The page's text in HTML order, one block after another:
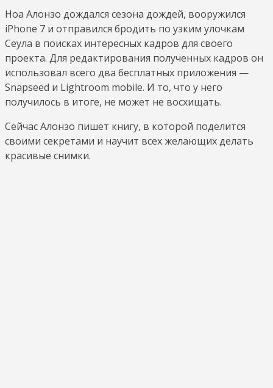
Ноа Алонзо дождался сезона дождей, вооружился
iPhone 7 и отправился бродить по узким улочкам
Сеула в поисках интересных кадров для своего
проекта. Для редактирования полученных кадров он
использовал всего два бесплатных приложения —
Snapseed и Lightroom mobile. И то, что у него
получилось в итоге, не может не восхищать.
Сейчас Алонзо пишет книгу, в которой поделится
своими секретами и научит всех желающих делать
красивые снимки.